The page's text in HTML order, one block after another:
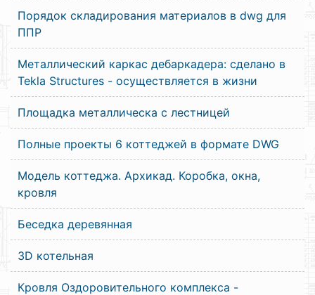
Порядок складирования материалов в dwg для
ППР
Металлический каркас дебаркадера: сделано в
Tekla Structures - осуществляется в жизни
Площадка металлическа с лестницей
Полные проекты 6 коттеджей в формате DWG
Модель коттеджа. Архикад. Коробка, окна,
кровля
Беседка деревянная
3D котельная
Кровля Оздоровительного комплекса -